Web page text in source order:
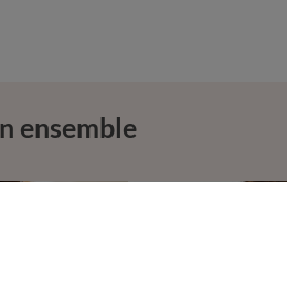
ensemble